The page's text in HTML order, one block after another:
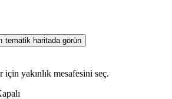
tematik haritada görün
yakınlık mesafesini seç.